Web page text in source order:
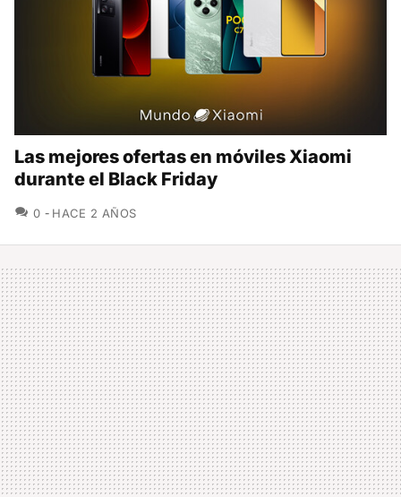
Las mejores ofertas en móviles Xiaomi
durante el Black Friday
0 COMENTARIOS
HACE 2 AÑOS